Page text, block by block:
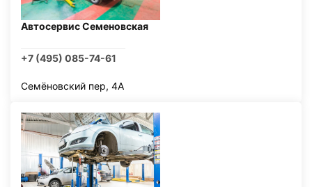
Автосервис Семеновская
+7 (495) 085-74-61
Семёновский пер, 4А